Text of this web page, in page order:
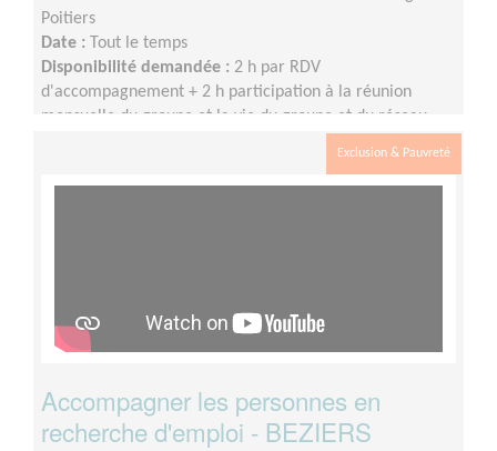
Poitiers
Date :
Tout le temps
Disponibilité demandée : 2 h par RDV
d'accompagnement + 2 h participation à la réunion
mensuelle du groupe et la vie du groupe et du réseau
Exclusion & Pauvreté
Accompagner les personnes en
recherche d'emploi - BEZIERS